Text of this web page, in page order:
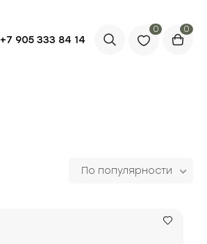
+7 905 333 84 14
0
По популярности